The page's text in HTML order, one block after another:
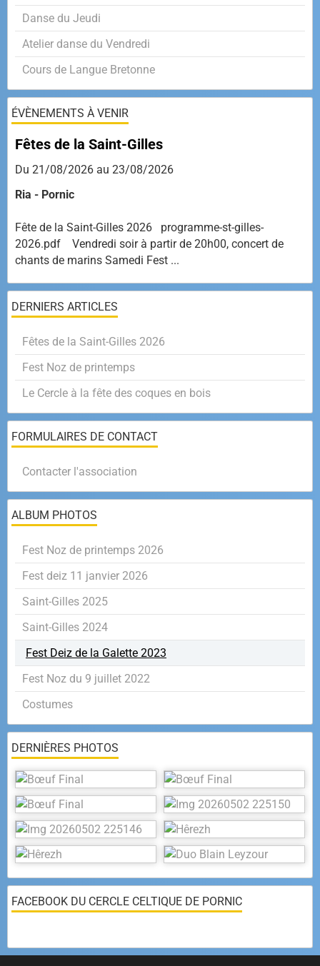
Danse du Jeudi
Atelier danse du Vendredi
Cours de Langue Bretonne
ÉVÈNEMENTS À VENIR
Fêtes de la Saint-Gilles
Du 21/08/2026 au 23/08/2026
Ria - Pornic
Fête de la Saint-Gilles 2026 programme-st-gilles-
2026.pdf Vendredi soir à partir de 20h00, concert de
chants de marins Samedi Fest ...
DERNIERS ARTICLES
Fêtes de la Saint-Gilles 2026
Fest Noz de printemps
Le Cercle à la fête des coques en bois
FORMULAIRES DE CONTACT
Contacter l'association
ALBUM PHOTOS
Fest Noz de printemps 2026
Fest deiz 11 janvier 2026
Saint-Gilles 2025
Saint-Gilles 2024
Fest Deiz de la Galette 2023
Fest Noz du 9 juillet 2022
Costumes
DERNIÈRES PHOTOS
FACEBOOK DU CERCLE CELTIQUE DE PORNIC